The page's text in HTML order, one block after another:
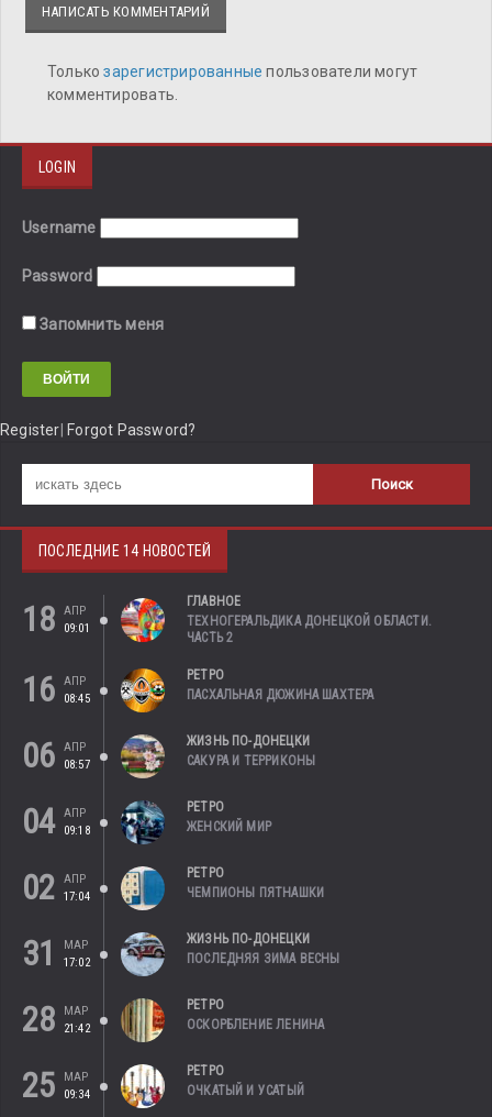
НАПИСАТЬ КОММЕНТАРИЙ
Толькозарегистрированныепользователи могут
комментировать.
LOGIN
Username
Password
Запомнить меня
Register Forgot Password?
ПОСЛЕДНИЕ 14 НОВОСТЕЙ
18
АПР
09:01
ГЛАВНОЕ
ТЕХНОГЕРАЛЬДИКА ДОНЕЦКОЙ ОБЛАСТИ.
ЧАСТЬ 2
16
АПР
08:45
РЕТРО
ПАСХАЛЬНАЯ ДЮЖИНА ШАХТЕРА
06
АПР
08:57
ЖИЗНЬ ПО-ДОНЕЦКИ
САКУРА И ТЕРРИКОНЫ
04 АПР
09:18
РЕТРО
ЖЕНСКИЙ МИР
02
АПР
17:04
РЕТРО
ЧЕМПИОНЫ ПЯТНАШКИ
31
МАР
17:02
ЖИЗНЬ ПО-ДОНЕЦКИ
ПОСЛЕДНЯЯ ЗИМА ВЕСНЫ
28
МАР
21:42
РЕТРО
ОСКОРБЛЕНИЕ ЛЕНИНА
25
МАР
09:34
РЕТРО
ОЧКАТЫЙ И УСАТЫЙ